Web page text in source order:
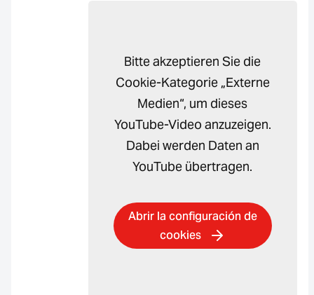
Bitte akzeptieren Sie die
Cookie-Kategorie „Externe
Medien“, um dieses
YouTube-Video anzuzeigen.
Dabei werden Daten an
YouTube übertragen.
Abrir la configuración de
cookies